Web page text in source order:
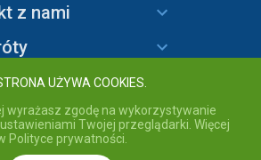
z nami
Tatry - wszelkie prawa zastrzeżone.
UŻYWA COOKIES.
wyrażasz zgodę na wykorzystywanie
Twojej przeglądarki. Więcej
Polityce prywatności.